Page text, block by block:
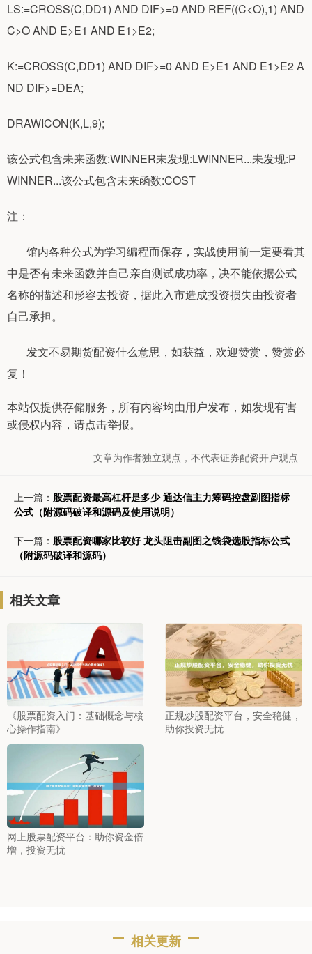
LS:=CROSS(C,DD1) AND DIF>=0 AND REF((C<O),1) AND
C>O AND E>E1 AND E1>E2;
K:=CROSS(C,DD1) AND DIF>=0 AND E>E1 AND E1>E2 A
ND DIF>=DEA;
DRAWICON(K,L,9);
该公式包含未来函数:WINNER未发现:LWINNER...未发现:P
WINNER...该公式包含未来函数:COST
注：
馆内各种公式为学习编程而保存，实战使用前一定要看其
中是否有未来函数并自己亲自测试成功率，决不能依据公式
名称的描述和形容去投资，据此入市造成投资损失由投资者
自己承担。
发文不易期货配资什么意思，如获益，欢迎赞赏，赞赏必
复！
本站仅提供存储服务，所有内容均由用户发布，如发现有害
或侵权内容，请点击举报。
文章为作者独立观点，不代表证券配资开户观点
上一篇： 股票配资最高杠杆是多少 通达信主力筹码控盘副图指标
公式（附源码破译和源码及使用说明）
下一篇： 股票配资哪家比较好 龙头阻击副图之钱袋选股指标公式
（附源码破译和源码）
相关文章
《股票配资入门：基础概念与核
心操作指南》
正规炒股配资平台，安全稳健，
助你投资无忧
网上股票配资平台：助你资金倍
增，投资无忧
相关更新